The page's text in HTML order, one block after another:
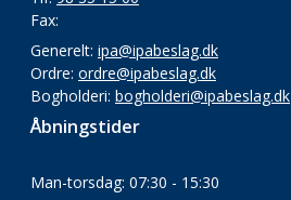
Fax:
Generelt: ipa@ipabeslag.dk
Ordre: ordre@ipabeslag.dk
Bogholderi: bogholderi@ipabeslag.dk
Åbningstider
Man-torsdag: 07:30 - 15:30